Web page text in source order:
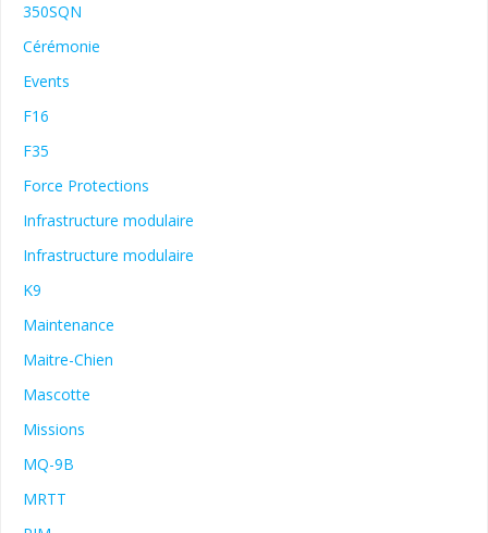
350SQN
Cérémonie
Events
F16
F35
Force Protections
Infrastructure modulaire
Infrastructure modulaire
K9
Maintenance
Maitre-Chien
Mascotte
Missions
MQ-9B
MRTT